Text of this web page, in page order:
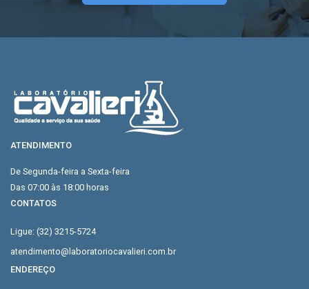
ATENDIMENTO
De Segunda-feira a Sexta-feira
Das 07:00 às 18:00 horas
CONTATOS
Ligue: (32) 3215-5724
atendimento@laboratoriocavalieri.com.br
ENDEREÇO